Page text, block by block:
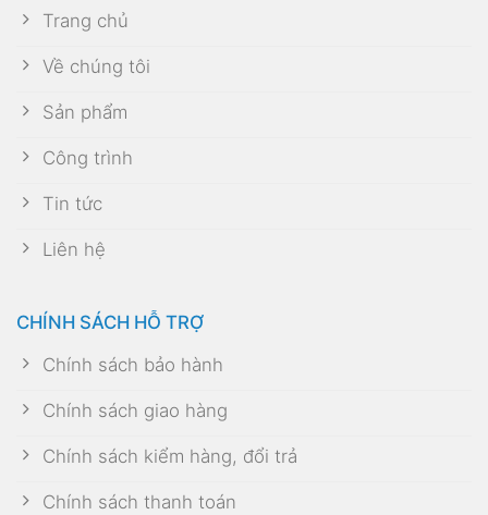
Trang chủ
Về chúng tôi
Sản phẩm
Công trình
Tin tức
Liên hệ
CHÍNH SÁCH HỖ TRỢ
Chính sách bảo hành
Chính sách giao hàng
Chính sách kiểm hàng, đổi trả
Chính sách thanh toán